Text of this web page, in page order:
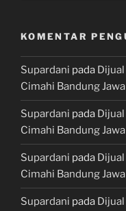
KOMENTAR
Supardani pada Dijual
Cimahi Bandung
Supardani pada Dijual
Cimahi Bandung
Supardani pada Dijual
Cimahi Bandung
Supardani pada